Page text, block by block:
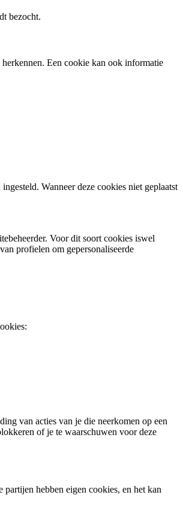
bezocht.
Een cookie kan ook informatie
Wanneer deze cookies niet geplaatst
Voor dit soort cookies iswel
profielen om gepersonaliseerde
van acties van je die neerkomen op een
of je te waarschuwen voor deze
hebben eigen cookies, en het kan